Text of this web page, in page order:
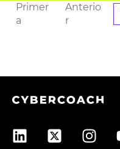
Primer
a
Anterio
r